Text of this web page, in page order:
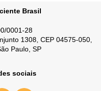
Brasil
0001-28
1308, CEP 04575-050,
Paulo, SP
sociais